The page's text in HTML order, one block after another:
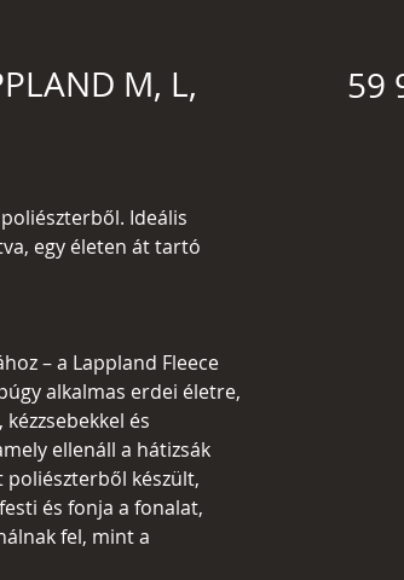
M, L,
Ideális
egy életen át tartó
– a Lappland Fleece
alkalmas erdei életre,
és
ellenáll a hátizsák
készült,
és fonja a fonalat,
fel, mint a
59